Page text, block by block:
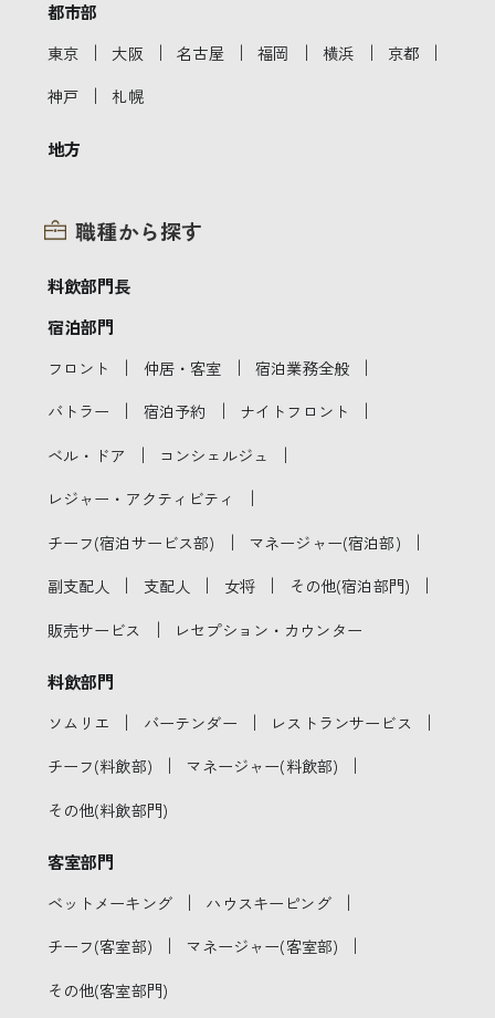
都市部
東京 ｜ 大阪 ｜ 名古屋 ｜ 福岡 ｜ 横浜 ｜ 京都 ｜
神戸 ｜ 札幌
地方
職種から探す
料飲部門長
宿泊部門
フロント ｜ 仲居・客室 ｜ 宿泊業務全般 ｜
バトラー ｜ 宿泊予約 ｜ ナイトフロント ｜
ベル・ドア ｜ コンシェルジュ ｜
レジャー・アクティビティ ｜
チーフ(宿泊サービス部) ｜ マネージャー(宿泊部) ｜
副支配人 ｜ 支配人 ｜ 女将 ｜ その他(宿泊部門) ｜
販売サービス ｜ レセプション・カウンター
料飲部門
ソムリエ ｜ バーテンダー ｜ レストランサービス ｜
チーフ(料飲部) ｜ マネージャー(料飲部) ｜
その他(料飲部門)
客室部門
ベットメーキング ｜ ハウスキーピング ｜
チーフ(客室部) ｜ マネージャー(客室部) ｜
その他(客室部門)